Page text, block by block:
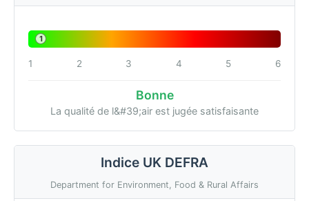
1
1 2 3 4 5 6
Bonne
La qualité de l&#39;air est jugée satisfaisante
Indice UK DEFRA
Department for Environment, Food & Rural Affairs